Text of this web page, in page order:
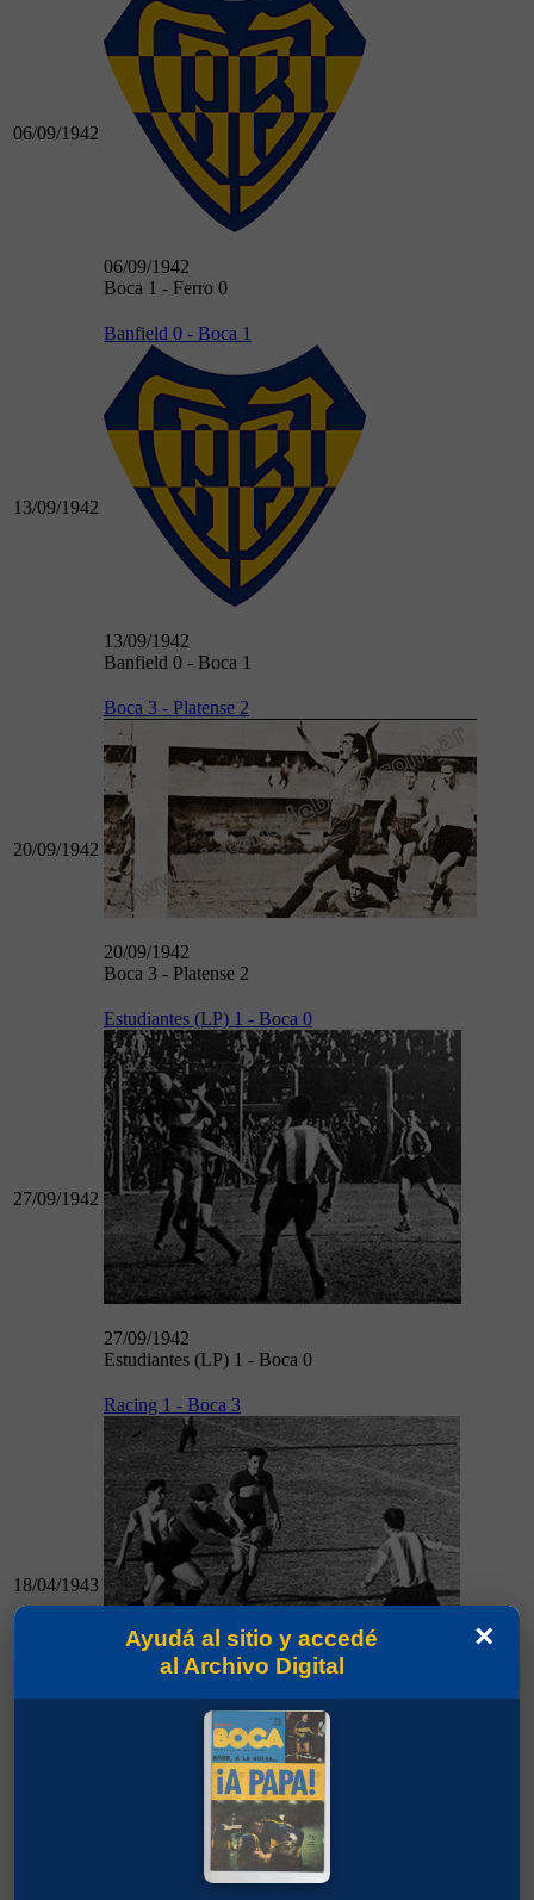
06/09/1942
06/09/1942
Boca 1 - Ferro 0
13/09/1942
Banfield 0 - Boca 1
13/09/1942
Banfield 0 - Boca 1
20/09/1942
Boca 3 - Platense 2
20/09/1942
Boca 3 - Platense 2
27/09/1942
Estudiantes (LP) 1 - Boca 0
27/09/1942
Estudiantes (LP) 1 - Boca 0
18/04/1943
Racing 1 - Boca 3
Racing 1 - Boca 3
Boca 4 - R. Central 1
×
Ayudá al sitio y accedé
al Archivo Digital